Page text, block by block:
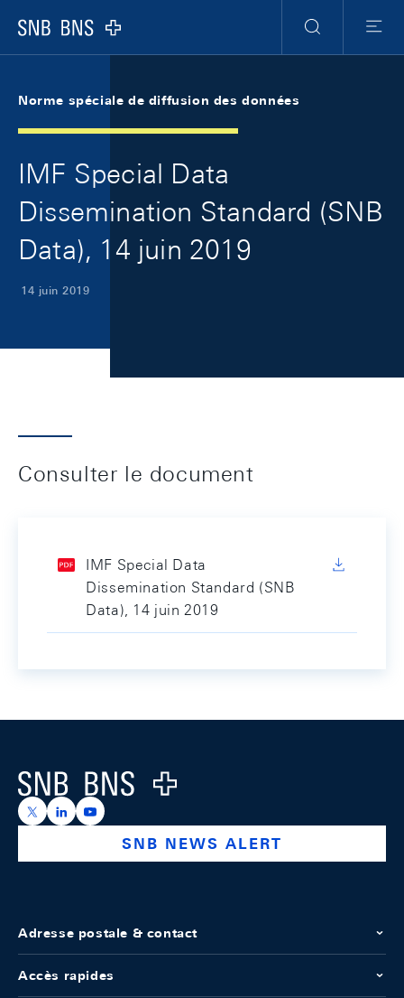
Logo
RechercheMenu
Norme spéciale de diffusion des données
IMF Special Data
Dissemination Standard (SNB
Data), 14 juin 2019
14 juin 2019
Consulter le document
IMF Special Data
Dissemination Standard (SNB
Data), 14 juin 2019
Logo
https://x.com/snb_bns
https://ch.linkedin.com/company/swiss-national-
https://www.youtube.com/@swissnationalbank
SNB NEWS ALERT
Adresse postale & contact
Accès rapides